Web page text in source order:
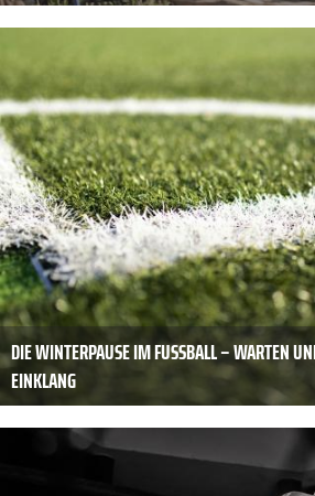
DIE WINTERPAUSE IM FUSSBALL – WARTEN
INKLANG